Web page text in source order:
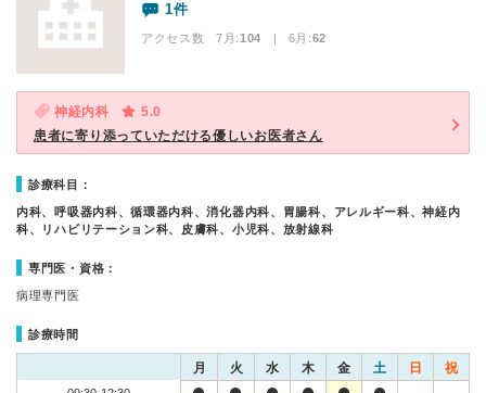
1件
アクセス数 7月:104 | 6月:62
神経内科
5.0
患者に寄り添っていただける優しいお医者さん
診療科目：
内科、呼吸器内科、循環器内科、消化器内科、胃腸科、アレルギー科、神経内
科、リハビリテーション科、皮膚科、小児科、放射線科
専門医・資格：
病理専門医
診療時間
月 火 水 木 金 土 日 祝